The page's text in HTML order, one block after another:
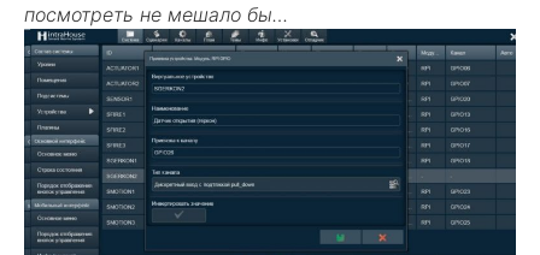
посмотреть не мешало бы…